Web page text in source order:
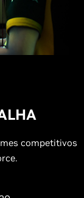
competitivos